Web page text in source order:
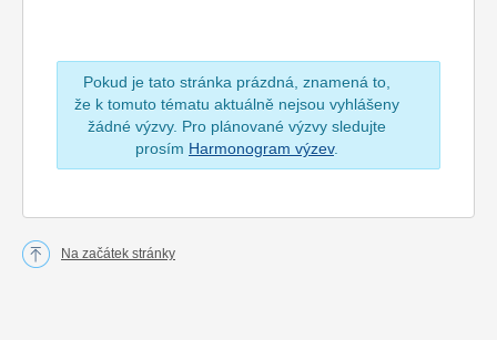
Pokud je tato stránka prázdná, znamená to,
že k tomuto tématu aktuálně nejsou vyhlášeny
žádné výzvy. Pro plánované výzvy sledujte
prosím Harmonogram výzev.
Na začátek stránky